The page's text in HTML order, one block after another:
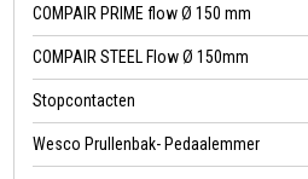
COMPAIR PRIME flow Ø 150 mm
COMPAIR STEEL Flow Ø 150mm
Stopcontacten
Wesco Prullenbak- Pedaalemmer